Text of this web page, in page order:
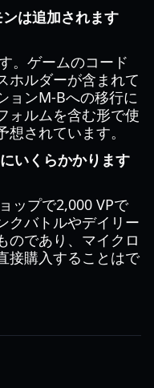
は追加されます
。ゲームのコード
ホルダーが含まれて
ョンM-Bへの移行に
ォルムを含む形で使
されています。
いくらかかります
ップで2,000 VPで
クバトルやデイリー
のであり、マイクロ
接購入することはで